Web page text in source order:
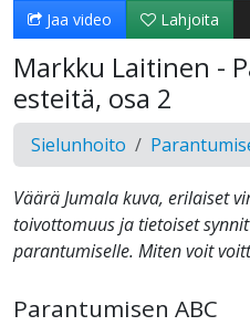
Jaa video Lahjoita
Markku Laitinen -
esteitä, osa 2
Sielunhoito
Väärä Jumala kuva, erilaiset
toivottomuus ja tietoiset
parantumiselle. Miten voit
Parantumisen ABC